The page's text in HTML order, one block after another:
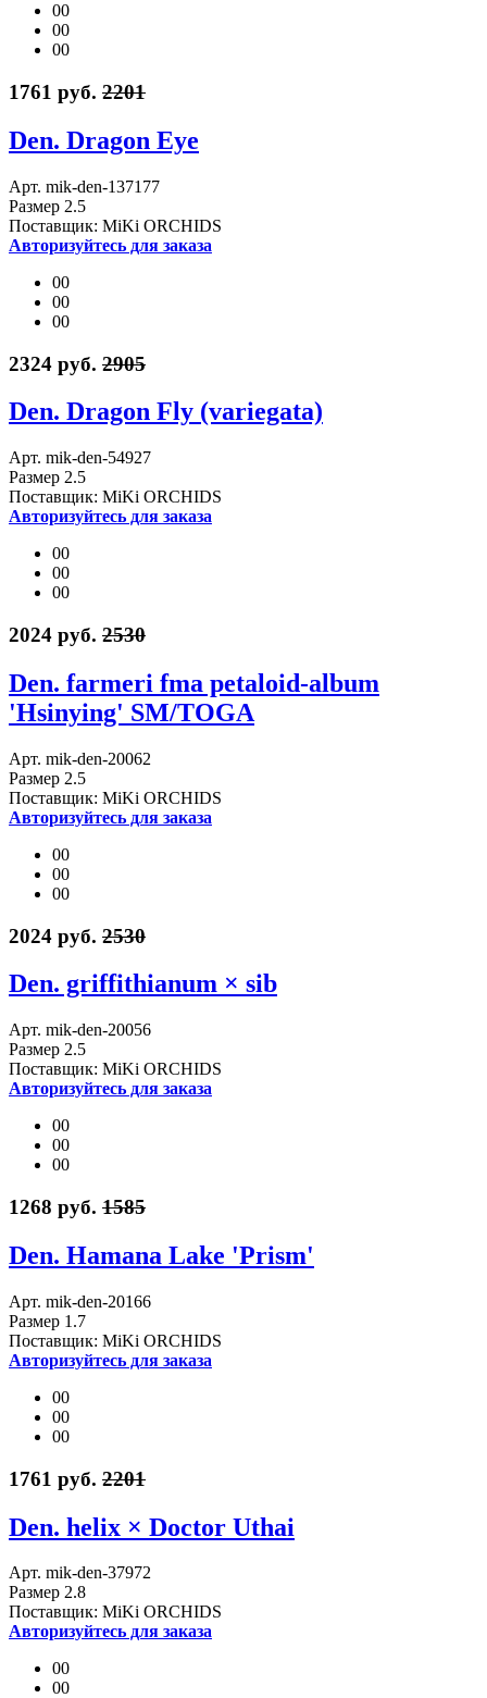
00
00
00
1761 руб. 2201
Den. Dragon Eye
Арт. mik-den-137177
Размер 2.5
Поставщик: MiKi ORCHIDS
Авторизуйтесь для заказа
00
00
00
2324 руб. 2905
Den. Dragon Fly (variegata)
Арт. mik-den-54927
Размер 2.5
Поставщик: MiKi ORCHIDS
Авторизуйтесь для заказа
00
00
00
2024 руб. 2530
Den. farmeri fma petaloid-album
'Hsinying' SM/TOGA
Арт. mik-den-20062
Размер 2.5
Поставщик: MiKi ORCHIDS
Авторизуйтесь для заказа
00
00
00
2024 руб. 2530
Den. griffithianum × sib
Арт. mik-den-20056
Размер 2.5
Поставщик: MiKi ORCHIDS
Авторизуйтесь для заказа
00
00
00
1268 руб. 1585
Den. Hamana Lake 'Prism'
Арт. mik-den-20166
Размер 1.7
Поставщик: MiKi ORCHIDS
Авторизуйтесь для заказа
00
00
00
1761 руб. 2201
Den. helix × Doctor Uthai
Арт. mik-den-37972
Размер 2.8
Поставщик: MiKi ORCHIDS
Авторизуйтесь для заказа
00
00